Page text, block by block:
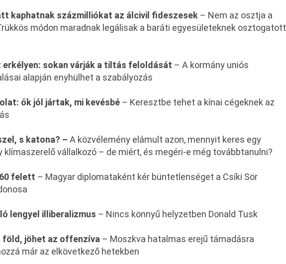
kaphatnak százmilliókat az álcivil fideszesek – Nem az osztja a
módon maradnak legálisak a baráti egyesületeknek osztogatott
erkélyen: sokan várják a tiltás feloldását – A kormány uniós
alapján enyhülhet a szabályozás
ők jól jártak, mi kevésbé – Keresztbe tehet a kínai cégeknek az
s katona? – A közvélemény elámult azon, mennyit keres egy
klímaszerelő vállalkozó – de miért, és megéri-e még továbbtanulni?
felett – Magyar diplomataként kér büntetlenséget a Csíki Sör
lengyel illiberalizmus – Nincs könnyű helyzetben Donald Tusk
jöhet az offenzíva – Moszkva hatalmas erejű támadásra
már az elkövetkező hetekben